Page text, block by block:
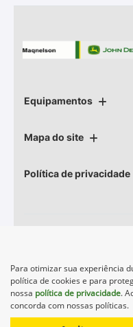
Aplicações
Especificações,
Comparativos
Propriedades
Para otimizar sua experiência
política de cookies e para
nossa política de privacidade.
concorda com nossas políticas.